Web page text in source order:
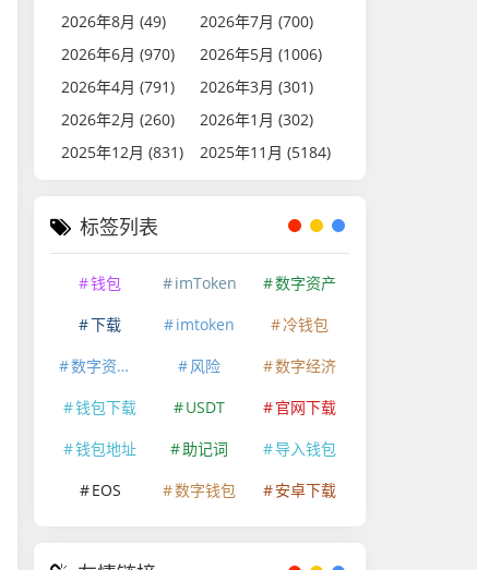
2026年8月 (49)
2026年7月 (700)
2026年6月 (970)
2026年5月 (1006)
2026年4月 (791)
2026年3月 (301)
2026年2月 (260)
2026年1月 (302)
2025年12月 (831)
2025年11月 (5184)
标签列表
钱包 imToken
数字资产
下载
imtoken
冷钱包
数字资产安全
风险
数字经济
钱包下载
USDT
官网下载
钱包地址
助记词
导入钱包
EOS
数字钱包 安卓下载